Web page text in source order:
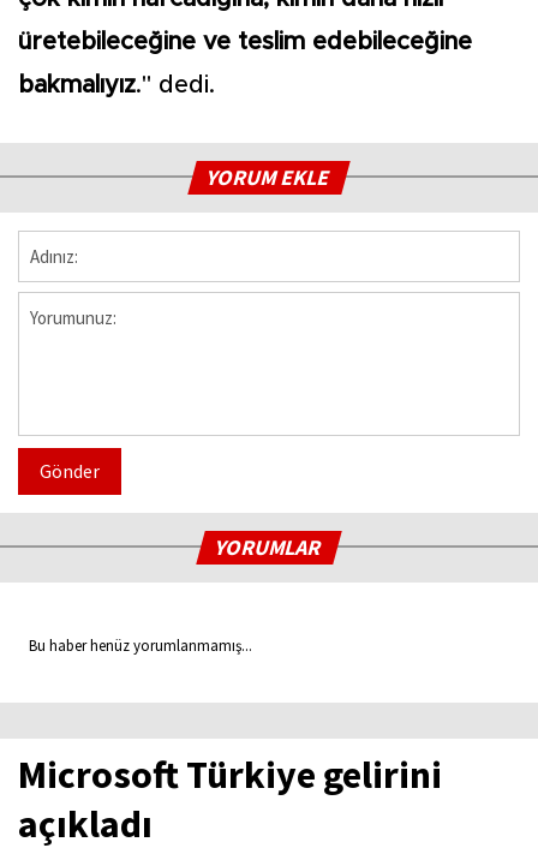
üretebileceğine ve teslim edebileceğine
bakmalıyız." dedi.
YORUM EKLE
Gönder
YORUMLAR
Bu haber henüz yorumlanmamış...
Microsoft Türkiye gelirini
açıkladı